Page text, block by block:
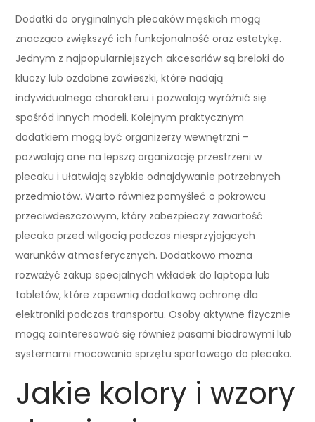
Dodatki do oryginalnych plecaków męskich mogą
znacząco zwiększyć ich funkcjonalność oraz estetykę.
Jednym z najpopularniejszych akcesoriów są breloki do
kluczy lub ozdobne zawieszki, które nadają
indywidualnego charakteru i pozwalają wyróżnić się
spośród innych modeli. Kolejnym praktycznym
dodatkiem mogą być organizerzy wewnętrzni –
pozwalają one na lepszą organizację przestrzeni w
plecaku i ułatwiają szybkie odnajdywanie potrzebnych
przedmiotów. Warto również pomyśleć o pokrowcu
przeciwdeszczowym, który zabezpieczy zawartość
plecaka przed wilgocią podczas niesprzyjających
warunków atmosferycznych. Dodatkowo można
rozważyć zakup specjalnych wkładek do laptopa lub
tabletów, które zapewnią dodatkową ochronę dla
elektroniki podczas transportu. Osoby aktywne fizycznie
mogą zainteresować się również pasami biodrowymi lub
systemami mocowania sprzętu sportowego do plecaka.
Jakie kolory i wzory